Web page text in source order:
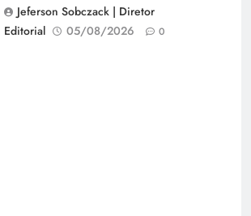
Jeferson Sobczack | Diretor
Editorial
05/08/2026 0